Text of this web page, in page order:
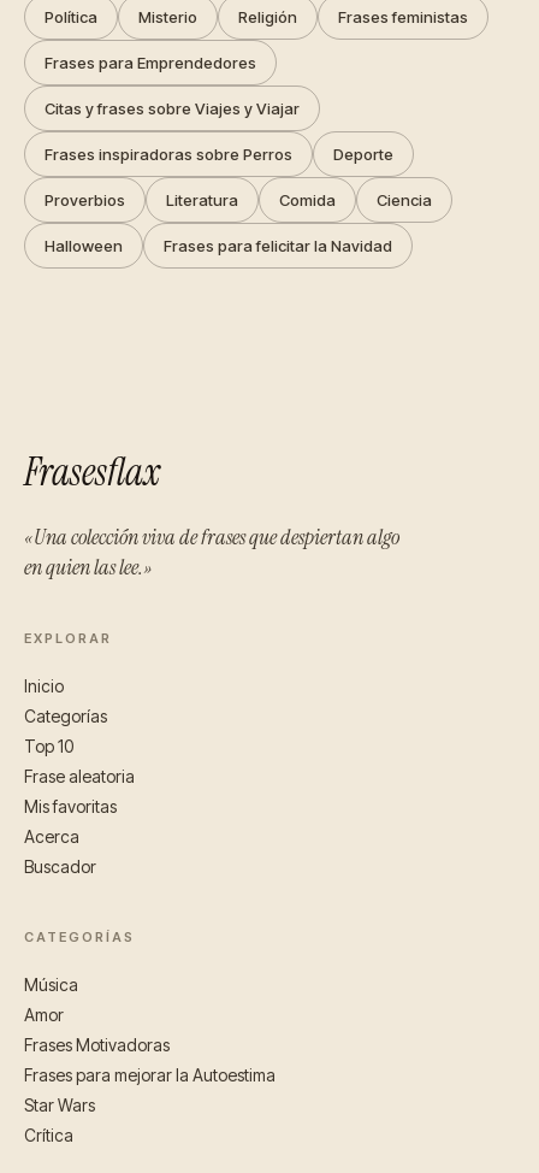
Política Misterio Religión Frases feministas
Frases para Emprendedores
Citas y frases sobre Viajes y Viajar
Frases inspiradoras sobre Perros Deporte
Proverbios Literatura Comida Ciencia
Halloween Frases para felicitar la Navidad
Frasesflax
«Una colección viva de frases que despiertan algo
en quien las lee.»
EXPLORAR
Inicio
Categorías
Top 10
Frase aleatoria
Mis favoritas
Acerca
Buscador
CATEGORÍAS
Música
Amor
Frases Motivadoras
Frases para mejorar la Autoestima
Star Wars
Crítica